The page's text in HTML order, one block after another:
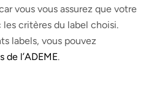
vous vous assurez que votre
critères du label choisi.
labels, vous pouvez
de l’ADEME.